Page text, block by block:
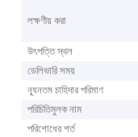
লক্ষণীয় করা
উৎপত্তি স্থল
ডেলিভারি সময়
ন্যূনতম চাহিদার পরিমাণ
পরিচিতিমুলক নাম
পরিশোধের শর্ত